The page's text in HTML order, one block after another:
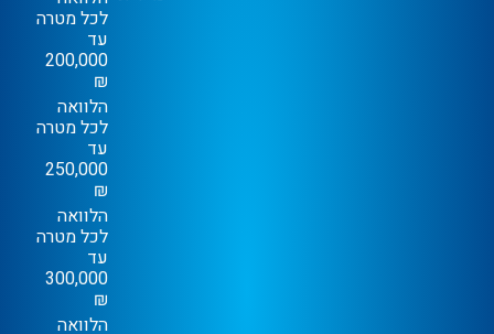
לכל מטרה
עד
200,000
₪
הלוואה
לכל מטרה
עד
250,000
₪
הלוואה
לכל מטרה
עד
300,000
₪
הלוואה